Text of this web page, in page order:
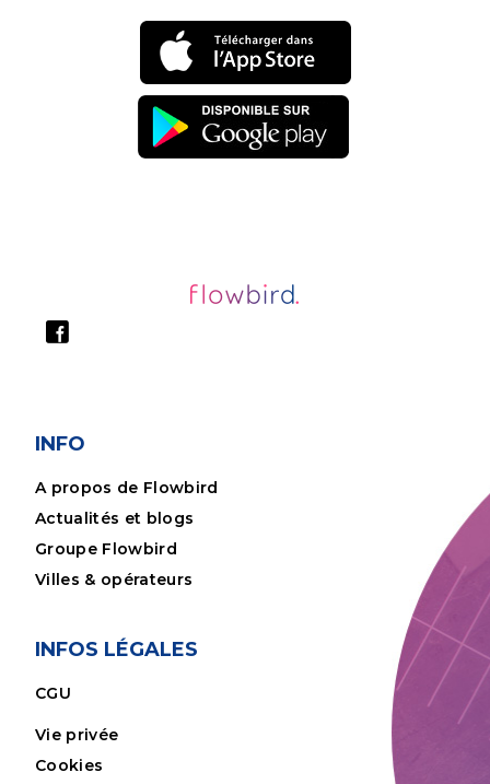
INFO
A propos de Flowbird
Actualités et blogs
Groupe Flowbird
Villes & opérateurs
INFOS LÉGALES
CGU
Vie privée
Cookies